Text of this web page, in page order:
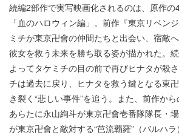
続編2部作で実写映画化されるのは、原作の
「血のハロウィン編」。前作『東京リベン
ミチが東京卍會の仲間たちと出会い、宿敵
彼女を救う未来を勝ち取る姿が描かれた。
よってタケミチの目の前で再びヒナタが殺
チは過去に戻り、ヒナタを救う鍵となる東
き裂く“悲しい事件”を追う。また、前作から
あらたに永山絢斗が東京卍會壱番隊隊長・
が東京卍會と敵対する“芭流覇羅”（バルハ